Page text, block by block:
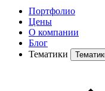
Портфолио
Цены
О компании
Блог
Тематики